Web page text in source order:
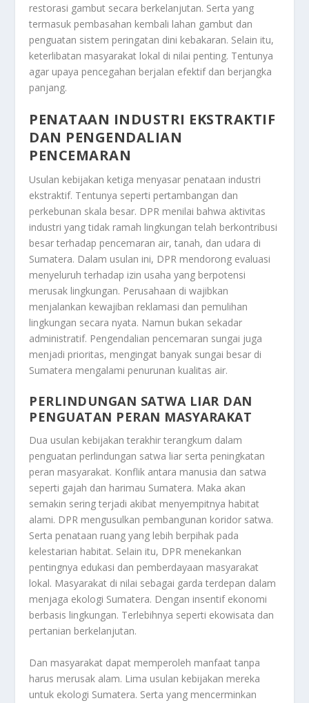
restorasi gambut secara berkelanjutan. Serta yang
termasuk pembasahan kembali lahan gambut dan
penguatan sistem peringatan dini kebakaran. Selain itu,
keterlibatan masyarakat lokal di nilai penting. Tentunya
agar upaya pencegahan berjalan efektif dan berjangka
panjang.
PENATAAN INDUSTRI EKSTRAKTIF
DAN PENGENDALIAN
PENCEMARAN
Usulan kebijakan ketiga menyasar penataan industri
ekstraktif. Tentunya seperti pertambangan dan
perkebunan skala besar. DPR menilai bahwa aktivitas
industri yang tidak ramah lingkungan telah berkontribusi
besar terhadap pencemaran air, tanah, dan udara di
Sumatera. Dalam usulan ini, DPR mendorong evaluasi
menyeluruh terhadap izin usaha yang berpotensi
merusak lingkungan. Perusahaan di wajibkan
menjalankan kewajiban reklamasi dan pemulihan
lingkungan secara nyata. Namun bukan sekadar
administratif. Pengendalian pencemaran sungai juga
menjadi prioritas, mengingat banyak sungai besar di
Sumatera mengalami penurunan kualitas air.
PERLINDUNGAN SATWA LIAR DAN
PENGUATAN PERAN MASYARAKAT
Dua usulan kebijakan terakhir terangkum dalam
penguatan perlindungan satwa liar serta peningkatan
peran masyarakat. Konflik antara manusia dan satwa
seperti gajah dan harimau Sumatera. Maka akan
semakin sering terjadi akibat menyempitnya habitat
alami. DPR mengusulkan pembangunan koridor satwa.
Serta penataan ruang yang lebih berpihak pada
kelestarian habitat. Selain itu, DPR menekankan
pentingnya edukasi dan pemberdayaan masyarakat
lokal. Masyarakat di nilai sebagai garda terdepan dalam
menjaga ekologi Sumatera. Dengan insentif ekonomi
berbasis lingkungan. Terlebihnya seperti ekowisata dan
pertanian berkelanjutan.
Dan masyarakat dapat memperoleh manfaat tanpa
harus merusak alam. Lima usulan kebijakan mereka
untuk ekologi Sumatera. Serta yang mencerminkan